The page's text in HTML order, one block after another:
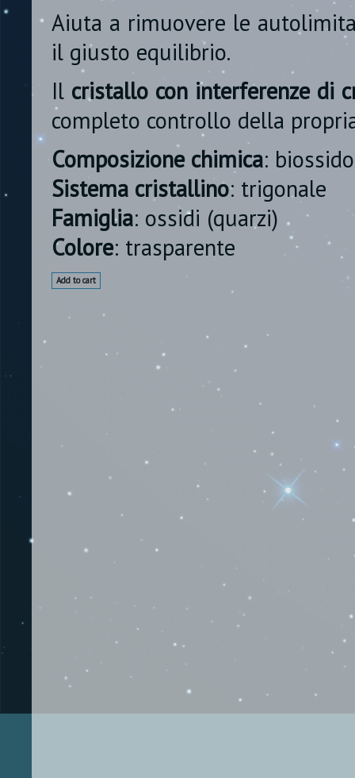
Aiuta a rimuovere le
il giusto equilibrio.
Il cristallo con interferenze di
completo controllo della
Composizione chimica:
Sistema cristallino: trigonale
Famiglia: ossidi (quarzi)
Colore: trasparente